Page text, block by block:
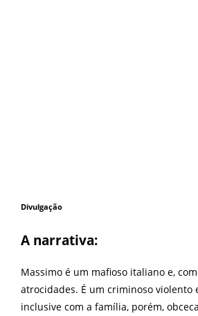
Divulgação
A narrativa:
Massimo é um mafioso italiano e,
atrocidades. É um criminoso violento
inclusive com a família, porém,